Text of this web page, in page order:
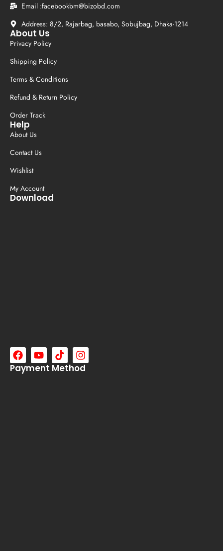
Email :facebookbm@bizobd.com
Address: 8/2, Rajarbag, basabo, Sobujbag, Dhaka-1214
About Us
Privacy Policy
Shipping Policy
Terms & Conditions
Refund & Return Policy
Order Track
Help
About Us
Contact Us
Wishlist
My Account
Download
Payment Method